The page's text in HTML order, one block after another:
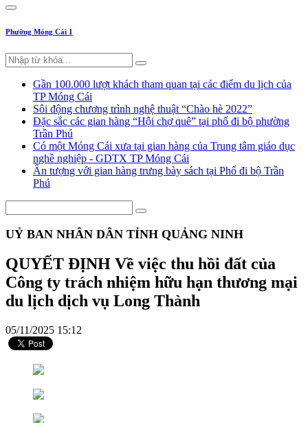
Phường Móng Cái 1
Gần 100.000 lượt khách tham quan tại các điểm du lịch của
TP Móng Cái
Sôi động chương trình nghệ thuật “Chào hè 2022”
Đặc sắc các gian hàng “Hội chợ quê” tại phố đi bộ phường
Trần Phú
Có một Móng Cái xưa tại gian hàng của Trung tâm giáo dục
nghề nghiệp - GDTX TP Móng Cái
Ấn tượng với gian hàng trưng bày sách tại Phố đi bộ Trần
Phú
UỶ BAN NHÂN DÂN TỈNH QUẢNG NINH
QUYẾT ĐỊNH Về việc thu hồi đất của
Công ty trách nhiệm hữu hạn thương mại
du lịch dịch vụ Long Thành
05/11/2025 15:12